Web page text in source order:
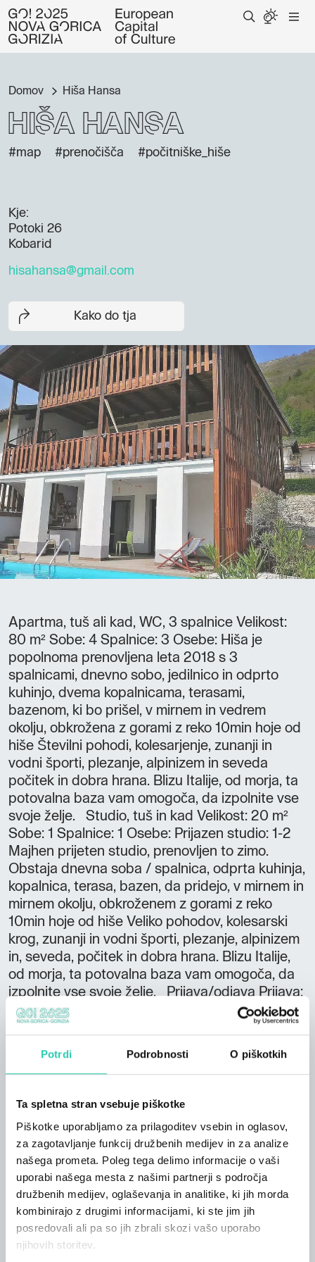
Potrdi Podrobnosti O piškotkih
Ta spletna stran vsebuje piškotke
Piškotke uporabljamo za prilagoditev vsebin in oglasov,
za zagotavljanje funkcij družbenih medijev in za analize
našega prometa. Poleg tega delimo informacije o vaši
uporabi našega mesta z našimi partnerji s področja
družbenih medijev, oglaševanja in analitike, ki jih morda
kombinirajo z drugimi informacijami, ki ste jim jih
posredovali ali pa so jih zbrali skozi vašo uporabo
njihovih storitev.
Domov Hiša Hansa
Hiša Hansa
#map #prenočišča #počitniške_hiše
Kje:
Potoki 26
Kobarid
hisahansa@gmail.com
Kako do tja
Apartma, tuš ali kad, WC, 3 spalnice Velikost:
80 m² Sobe: 4 Spalnice: 3 Osebe: Hiša je
popolnoma prenovljena leta 2018 s 3
spalnicami, dnevno sobo, jedilnico in odprto
kuhinjo, dvema kopalnicama, terasami,
bazenom, ki bo prišel, v mirnem in vedrem
okolju, obkrožena z gorami z reko 10min hoje od
hiše Številni pohodi, kolesarjenje, zunanji in
vodni športi, plezanje, alpinizem in seveda
počitek in dobra hrana. Blizu Italije, od morja, ta
potovalna baza vam omogoča, da izpolnite vse
svoje želje. Studio, tuš in kad Velikost: 20 m²
Sobe: 1 Spalnice: 1 Osebe: Prijazen studio: 1-2
Majhen prijeten studio, prenovljen to zimo.
Obstaja dnevna soba / spalnica, odprta kuhinja,
kopalnica, terasa, bazen, da pridejo, v mirnem in
mirnem okolju, obkroženem z gorami z reko
10min hoje od hiše Veliko pohodov, kolesarski
krog, zunanji in vodni športi, plezanje, alpinizem
in, seveda, počitek in dobra hrana. Blizu Italije,
od morja, ta potovalna baza vam omogoča, da
izpolnite vse svoje želje. Prijava/odjava Prijava:
16:00-20:00 Odjava: 08:00-10:00 Samostojna
hiša s tremi spalnicami in kabrioletom v dnevni
jedilnico, terase na vsaki ravni in bazen v
min), je v izhodišču za dejavnosti na prostem in
jadralno padalstvo, kopanje v reki, kanjoning,
kajakaštvo, muharjenje, smučanje, golf Je
idealno izhodišče za obisk Slovenije in Italije (2
uri iz Benetk) ter morja.